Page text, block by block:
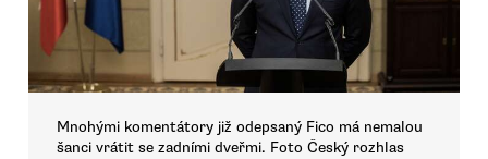
Mnohými komentátory již odepsaný Fico má nemalou
šanci vrátit se zadními dveřmi. Foto Český rozhlas